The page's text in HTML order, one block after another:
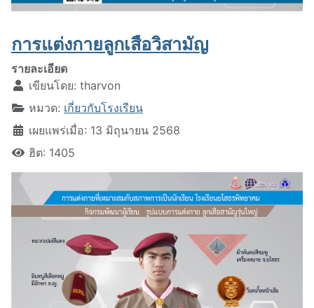
การแต่งกายลูกเสือวิสามัญ
รายละเอียด
เขียนโดย: tharvon
หมวด: เกี่ยวกับโรงเรียน
เผยแพร่เมื่อ: 13 มิถุนายน 2568
ฮิต: 1405